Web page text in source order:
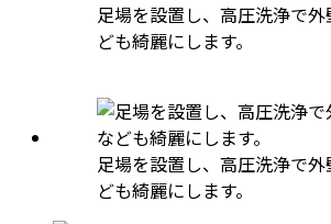
足場を設置し、高圧洗浄で
ども綺麗にします。
足場を設置し、高圧洗浄で
ども綺麗にします。